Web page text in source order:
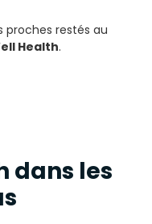
proches restés au
Health.
dans les